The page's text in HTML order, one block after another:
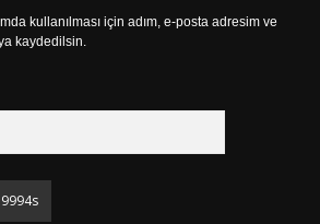
kullanılması için adım, e-posta adresim ve
kaydedilsin.